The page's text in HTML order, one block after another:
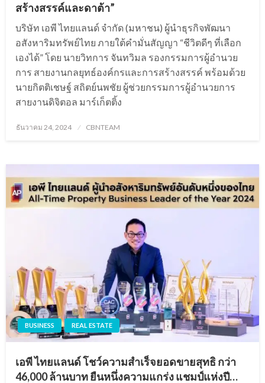
สร้างสรรค์และดาต้า”
บริษัท เอพี ไทยแลนด์ จํากัด (มหาชน) ผู้นําธุรกิจพัฒนา
อสังหาริมทรัพย์ไทย ภายใต้คํามั่นสัญญา “ชีวิตดีๆ ที่เลือก
เองได้” โดย นายวิทการ จันทวิมล รองกรรมการผู้อํานวย
การ สายงานกลยุทธ์องค์กรและการสร้างสรรค์ พร้อมด้วย
นายกิตติเชษฐ์ สถิตย์นพชัย ผู้ช่วยกรรมการผู้อํานวยการ
สายงานดิจิตอล มาร์เก็ตติ้ง
Posted
ธันวาคม 24, 2024 CBNTEAM
BUSINESS REAL ESTATE
เอพี ไทยแลนด์ โชว์ความสำเร็จยอดขายสุทธิ กว่า
46,000 ล้านบาท ยืนหนึ่งความแกร่ง แชมป์แห่งปี…